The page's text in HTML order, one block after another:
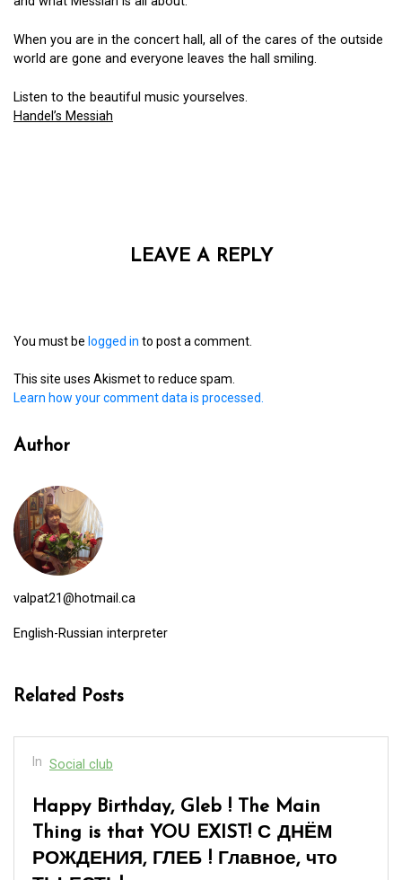
When you are in the concert hall, all of the cares of the outside
world are gone and everyone leaves the hall smiling.
Listen to the beautiful music yourselves.
Handel’s Messiah
LEAVE A REPLY
You must be logged in to post a comment.
This site uses Akismet to reduce spam.
Learn how your comment data is processed.
Author
valpat21@hotmail.ca
English-Russian interpreter
Related Posts
In Social club
[:en]“When You Are Over Sixty”… or «
Когда тебе за шестьдесят»…[:]
March 8, 2026